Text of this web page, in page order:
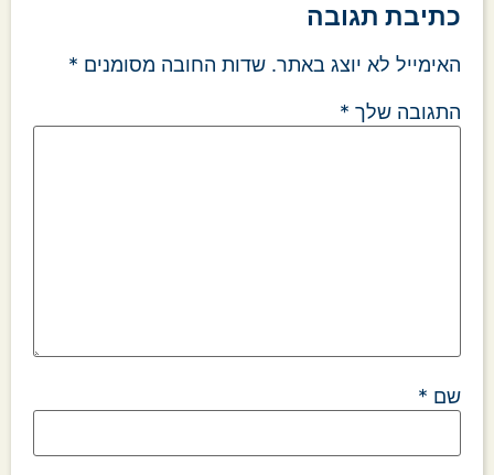
כתיבת תגובה
האימייל לא יוצג באתר. שדות החובה מסומנים *
התגובה שלך *
שם *